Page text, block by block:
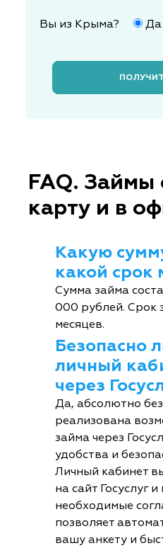
Вы из Крыма? Да
FAQ. Займы
карту и в
Какую
какой срок
Сумма займа
000 рублей. Срок
месяцев.
Безопасно
личный
через
Да, абсолютно
реализована
займа через
удобства и
Личный кабинет
на сайт Госуслуг
необходимые
позволяет
вашу анкету и